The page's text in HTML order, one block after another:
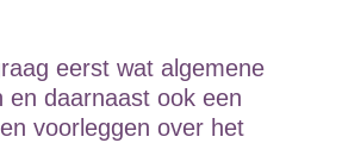
eerst wat algemene
en daarnaast ook een
voorleggen over het